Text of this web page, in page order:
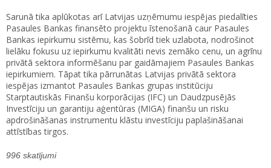
Sarunā tika aplūkotas arī Latvijas uzņēmumu iespējas piedalīties
Pasaules Bankas finansēto projektu īstenošanā caur Pasaules
Bankas iepirkumu sistēmu, kas šobrīd tiek uzlabota, nodrošinot
lielāku fokusu uz iepirkumu kvalitāti nevis zemāko cenu, un agrīnu
privātā sektora informēšanu par gaidāmajiem Pasaules Bankas
iepirkumiem. Tāpat tika pārrunātas Latvijas privātā sektora
iespējas izmantot Pasaules Bankas grupas institūciju
Starptautiskās Finanšu korporācijas (IFC) un Daudzpusējās
Investīciju un garantiju aģentūras (MIGA) finanšu un risku
apdrošināšanas instrumentu klāstu investīciju paplašināšanai
attīstības tirgos.
996 skatījumi